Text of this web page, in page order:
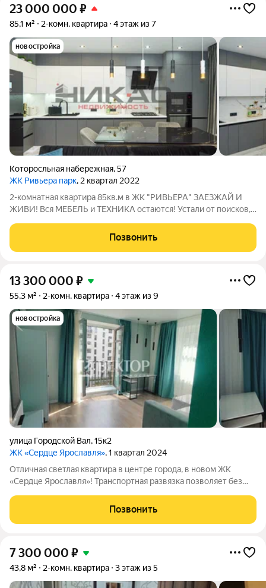
23 000 000 ₽
85,1 м² 2-комн. квартира 4 этаж из 7
новостройка
Которосльная набережная,57
ЖК Ривьера парк, 2 квартал 2022
2-комнатная квартира 85кв.м в ЖК "РИВЬЕРА" ЗАЕЗЖАЙ И
ЖИВИ! Вся МЕБЕЛЬ и ТЕХНИКА остаются! Устали от поисков,
квартире, куда можно заехать сразу после сделки и начать
наслаждаться жизнью? Ваша мечта
Позвонить
13 300 000 ₽
55,3 м² 2-комн. квартира 4 этаж из 9
новостройка
улица Городской Вал,15к2
ЖК «Сердце Ярославля», 1 квартал 2024
Отличная светлая квартира в центре города, в новом ЖК
«Сердце Ярославля»! Транспортная развязка позволяет без
необходимыми удобствами: есть пассажирский и грузовой
лифты, а также пандус для
Позвонить
7 300 000 ₽
43,8 м² 2-комн. квартира 3 этаж из 5